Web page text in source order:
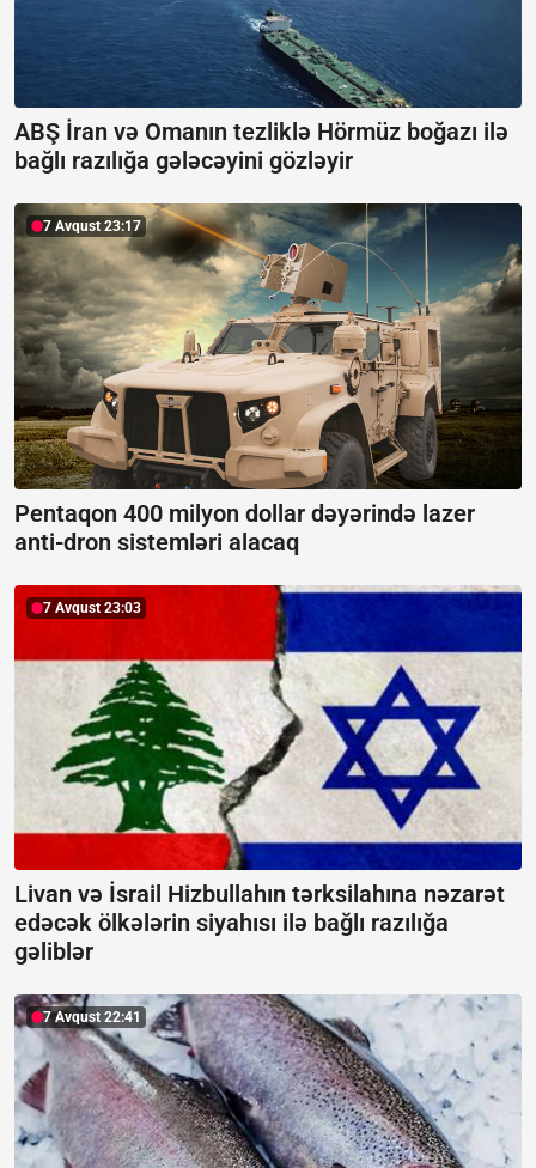
ABŞ İran və Omanın tezliklə Hörmüz boğazı ilə
bağlı razılığa gələcəyini gözləyir
7 Avqust 23:17
Pentaqon 400 milyon dollar dəyərində lazer
anti-dron sistemləri alacaq
7 Avqust 23:03
Livan və İsrail Hizbullahın tərksilahına nəzarət
edəcək ölkələrin siyahısı ilə bağlı razılığa
gəliblər
7 Avqust 22:41